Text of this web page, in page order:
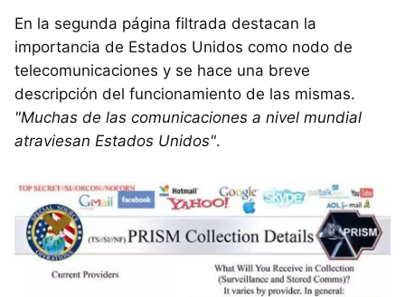
En la segunda página filtrada destacan la
importancia de Estados Unidos como nodo de
telecomunicaciones y se hace una breve
descripción del funcionamiento de las mismas.
"Muchas de las comunicaciones a nivel mundial
atraviesan Estados Unidos".